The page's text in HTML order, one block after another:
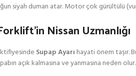
siyah duman atar. Motor çok gürültülü
Nissan Uzmanlığı
Supap Ayarı hayati önem taşır.
açık kalmasına ve yanmasına neden olur.